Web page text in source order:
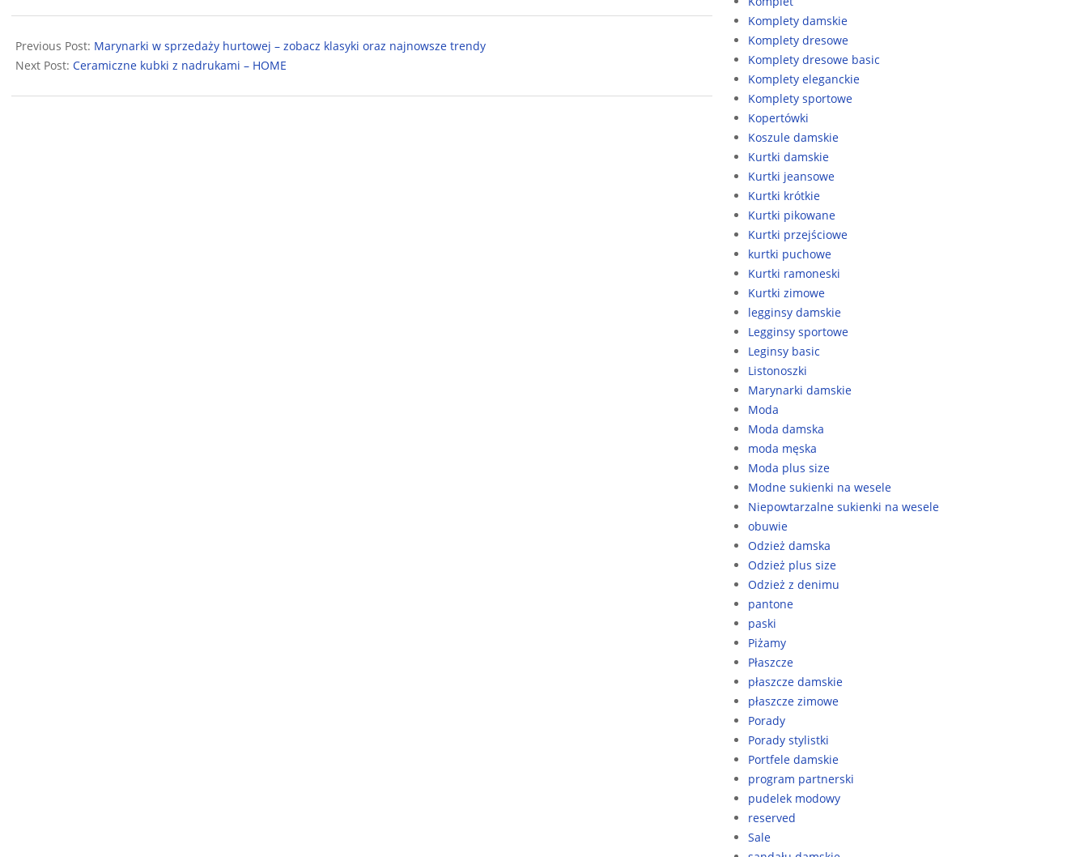
01-
19
Previous Post: Marynarki w sprzedaży hurtowej – zobacz klasyki oraz najnowsze trendy
Next Post: Ceramiczne kubki z nadrukami – HOME
Komplety damskie
Komplety dresowe
Komplety dresowe basic
Komplety eleganckie
Komplety sportowe
Kopertówki
Koszule damskie
Kurtki damskie
Kurtki jeansowe
Kurtki krótkie
Kurtki pikowane
Kurtki przejściowe
kurtki puchowe
Kurtki ramoneski
Kurtki zimowe
legginsy damskie
Legginsy sportowe
Leginsy basic
Listonoszki
Marynarki damskie
Moda
Moda damska
moda męska
Moda plus size
Modne sukienki na wesele
Niepowtarzalne sukienki na wesele
obuwie
Odzież damska
Odzież plus size
Odzież z denimu
pantone
paski
Piżamy
Płaszcze
płaszcze damskie
płaszcze zimowe
Porady
Porady stylistki
Portfele damskie
program partnerski
pudelek modowy
reserved
Sale